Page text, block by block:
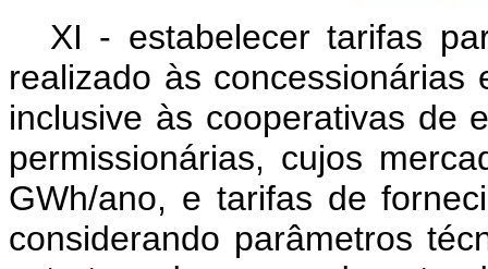
XI - estabelecer tarifas
realizado às
inclusive às cooperativas de
permissionárias, cujos
GWh/ano, e tarifas de
considerando parâmetros